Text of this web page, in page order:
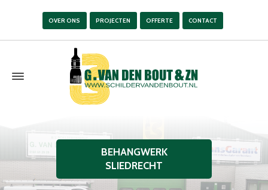
OVER ONS PROJECTEN OFFERTE CONTACT
BEHANGWERK
SLIEDRECHT